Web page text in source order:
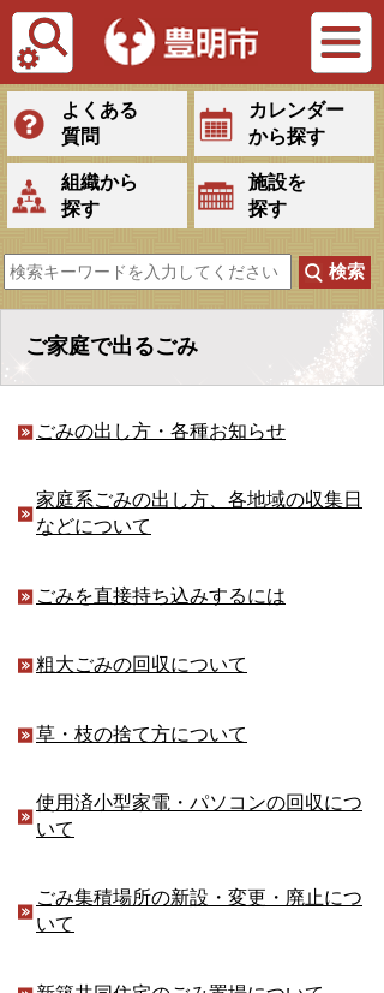
Tiếng Việt
よくある
質問
カレンダー
から探す
組織から
探す
施設を
探す
ご家庭で出るごみ
ごみの出し方・各種お知らせ
家庭系ごみの出し方、各地域の収集日
などについて
ごみを直接持ち込みするには
粗大ごみの回収について
草・枝の捨て方について
使用済小型家電・パソコンの回収につ
いて
ごみ集積場所の新設・変更・廃止につ
いて